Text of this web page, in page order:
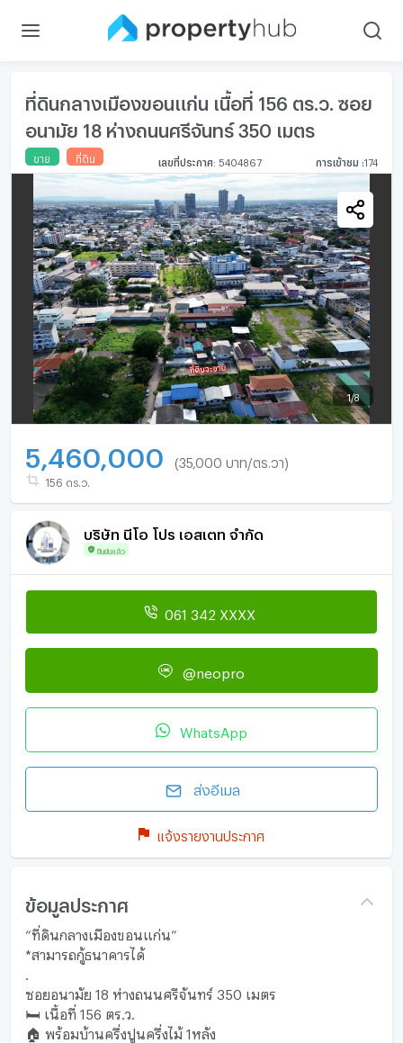
ที่ดินกลางเมืองขอนแก่น เนื้อที่ 156 ตร.ว. ซอย
อนามัย 18 ห่างถนนศรีจันทร์ 350 เมตร
ขาย ที่ดิน เลขที่ประกาศ: 5404867 การเข้าชม :174
1 /8
5,460,000 (35,000 บาท/ตร.วา)
156 ตร.ว.
บริษัท นีโอ โปร เอสเตท จำกัด
ยืนยันแล้ว
061 342 XXXX
@neopro
WhatsApp
ส่งอีเมล
แจ้งรายงานประกาศ
ข้อมูลประกาศ
“ที่ดินกลางเมืองขอนแก่น”
*สามารถกู้ธนาคารได้
ซอยอนามัย 18 ห่างถนนศรีจันทร์ 350 เมตร
🛏 เนื้อที่ 156 ตร.ว.
🏠 พร้อมบ้านครึ่งปูนครึ่งไม้ 1หลัง